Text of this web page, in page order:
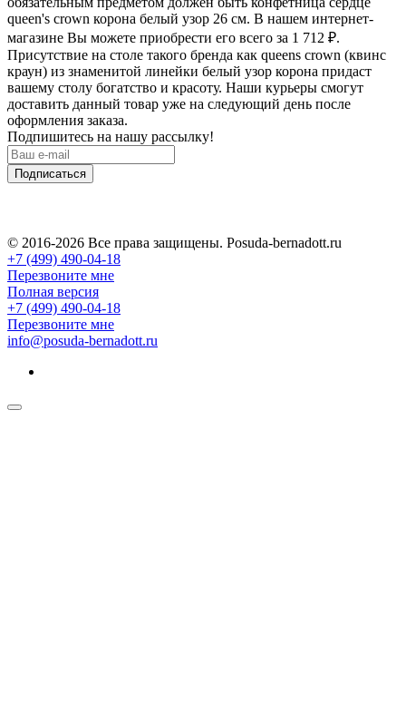
queen's crown корона белый узор 26 см. В нашем интернет-
магазине Вы можете приобрести его всего за 1 712 ₽.
Присутствие на столе такого бренда как queens crown (квинс
краун) из знаменитой линейки белый узор корона придаст
вашему столу богатство и красоту. Наши курьеры смогут
доставить данный товар уже на следующий день после
оформления заказа.
Подпишитесь на нашу рассылку!
Подписаться
© 2016-2026 Все права защищены. Posuda-bernadott.ru
+7 (499) 490-04-18
Перезвоните мне
Полная версия
+7 (499) 490-04-18
Перезвоните мне
info@posuda-bernadott.ru